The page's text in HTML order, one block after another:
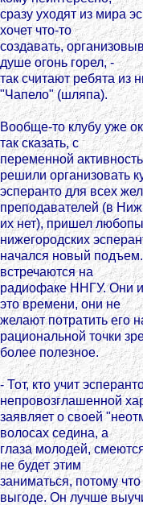
сразу уходят из мира
хочет что-то
создавать,
душе огонь горел, -
так считают ребята из
"Чапело" (шляпа).
Вообще-то клубу уже
так сказать, с
переменной
решили организовать
эсперанто для всех
преподавателей (в
их нет), пришел
нижегородских
начался новый
встречаются на
радиофаке ННГУ. Они
это времени, они не
желают потратить его
рациональной точки
более полезное.
- Тот, кто учит
непровозглашенной
заявляет о своей
волосах седина, а
глаза молодей,
не будет этим
заниматься, потому
выгоде. Он лучше